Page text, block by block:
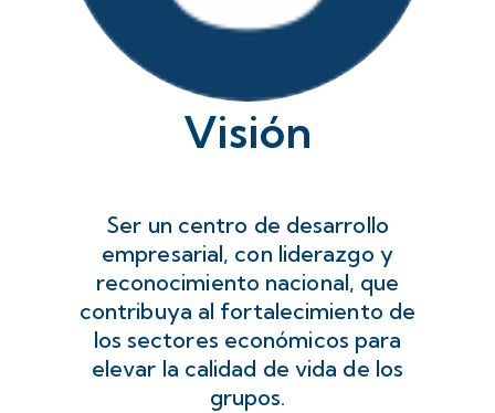
Visión
Ser un centro de desarrollo
empresarial, con liderazgo y
reconocimiento nacional, que
contribuya al fortalecimiento de
los sectores económicos para
elevar la calidad de vida de los
grupos.